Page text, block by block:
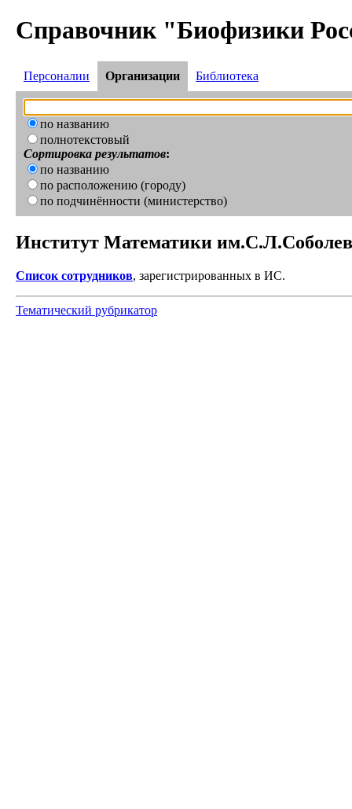
Справочник "Биофизики
Персоналии Организации Библиотека
по названию
полнотекстовый
Сортировка результатов:
по названию
по расположению (городу)
по подчинённости (министерство)
Институт Математики
Список сотрудников, зарегистрированных в ИС.
Тематический рубрикатор